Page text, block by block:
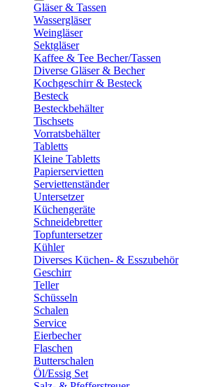
Gläser & Tassen
Wassergläser
Weingläser
Sektgläser
Kaffee & Tee Becher/Tassen
Diverse Gläser & Becher
Kochgeschirr & Besteck
Besteck
Besteckbehälter
Tischsets
Vorratsbehälter
Tabletts
Kleine Tabletts
Papierservietten
Serviettenständer
Untersetzer
Küchengeräte
Schneidebretter
Topfuntersetzer
Kühler
Diverses Küchen- & Esszubehör
Geschirr
Teller
Schüsseln
Schalen
Service
Eierbecher
Flaschen
Butterschalen
Öl/Essig Set